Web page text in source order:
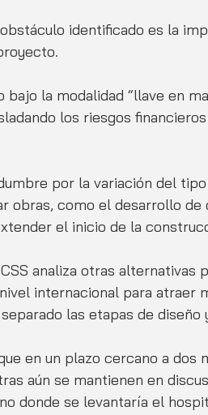
identificado es la
la modalidad “llave en
los riesgos
por la variación del
obras, como el desarrollo
el inicio de la
analiza otras alternativas
internacional para atraer
las etapas de diseño
en un plazo cercano a
aún se mantienen en
donde se levantaría el